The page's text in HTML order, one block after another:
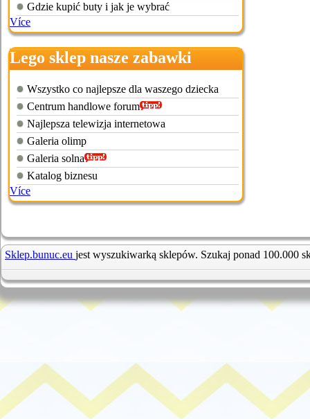
Gdzie kupić buty i jak je wybrać
Více
Lego sklep nasze zabawki
Wszystko co najlepsze dla waszego dziecka
Centrum handlowe forum
Najlepsza telewizja internetowa
Galeria olimp
Galeria solna
Katalog biznesu
Více
Sklep.bunuc.eu jest wyszukiwarką sklepów. Szukaj ponad 100.000